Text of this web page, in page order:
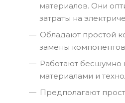
материалов. Они
затраты на
Обладают простой
замены
Работают
материалами и
Предполагают